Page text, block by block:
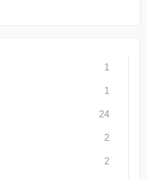
1
1
24
2
2